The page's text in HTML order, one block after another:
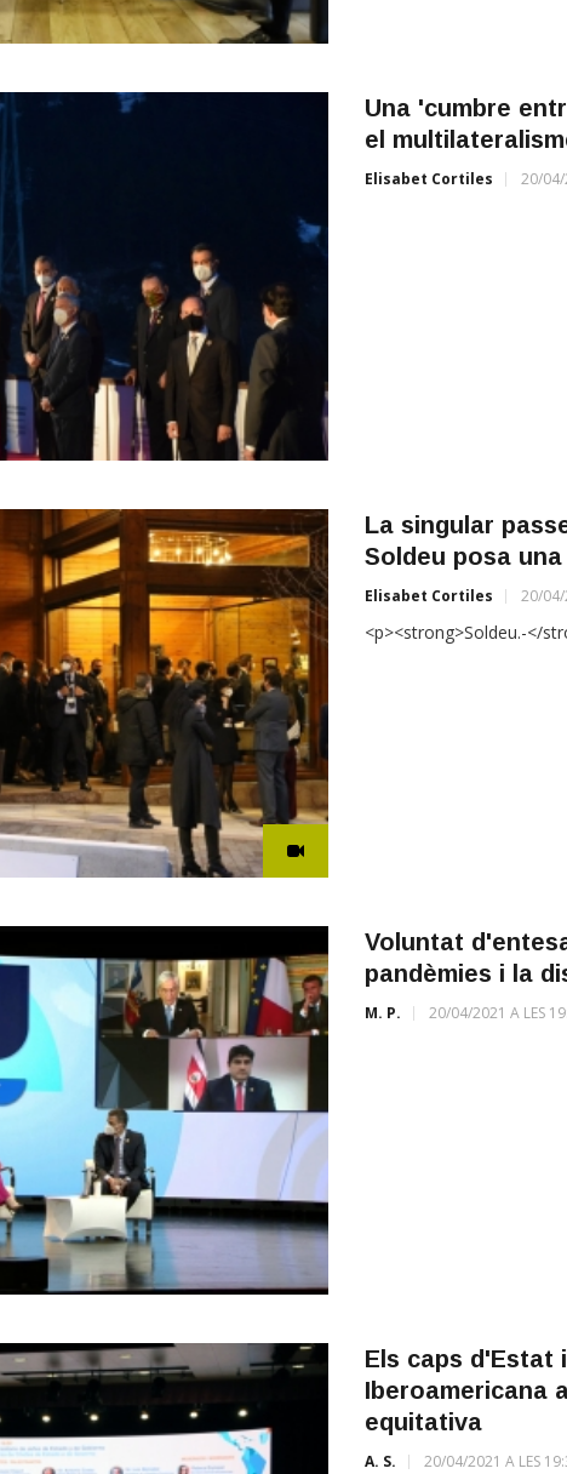
Una 'cumbre
el
Elisabet Cortiles 20/04/
La singular
Soldeu posa
Elisabet Cortiles 20/04/
<p><strong>Soldeu.-</
Voluntat
pandèmies i la
M. P. 20/04/2021 A LES
Els caps d'Estat
Iberoamericana
equitativa
A. S. 20/04/2021 A LES